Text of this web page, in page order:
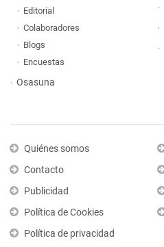
Editorial
Colaboradores
Blogs
Encuestas
Osasuna
Quiénes somos
Contacto
Publicidad
Política de Cookies
Política de privacidad